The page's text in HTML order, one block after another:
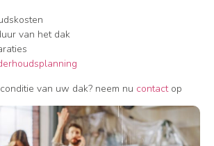
van het dak
van uw dak? neem nu contactop